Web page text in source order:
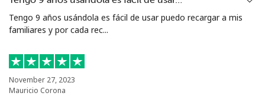
Tengo 9 años usándola es fácil de usar puedo recargar a mis
familiares y por cada rec...
November 27, 2023
Mauricio Corona